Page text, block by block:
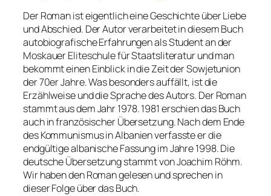
Der Roman ist eigentlich eine Geschichte über Liebe
und Abschied. Der Autor verarbeitet in diesem Buch
autobiografische Erfahrungen als Student an der
Moskauer Eliteschule für Staatsliteratur und man
bekommt einen Einblick in die Zeit der Sowjetunion
der 70er Jahre. Was besonders auffällt, ist die
Erzählweise und die Sprache des Autors. Der Roman
stammt aus dem Jahr 1978. 1981 erschien das Buch
auch in französischer Übersetzung. Nach dem Ende
des Kommunismus in Albanien verfasste er die
endgültige albanische Fassung im Jahre 1998. Die
deutsche Übersetzung stammt von Joachim Röhm.
Wir haben den Roman gelesen und sprechen in
dieser Folge über das Buch.